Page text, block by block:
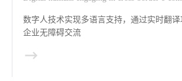
数字人技术实现多语言支持，通过实时翻译
企业无障碍交流